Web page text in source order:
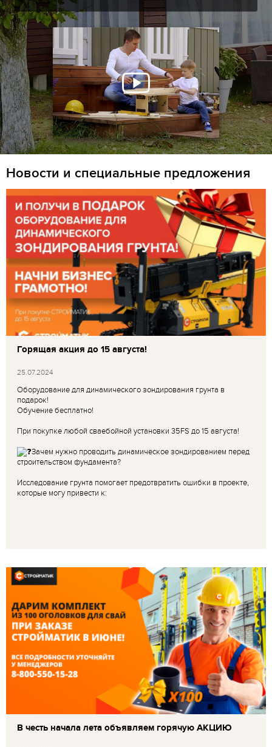
Новости и специальные предложения
Горящая акция до 15 августа!
25.07.2024
Оборудование для динамического зондирования грунта в
подарок!
Обучение бесплатно!
При покупке любой сваебойной установки 35FS до 15 августа!
Зачем нужно проводить динамическое зондированием перед
строительством фундамента?
Исследование грунта помогает предотвратить ошибки в проекте,
которые могу привести к:
В честь начала лета объявляем горячую АКЦИЮ